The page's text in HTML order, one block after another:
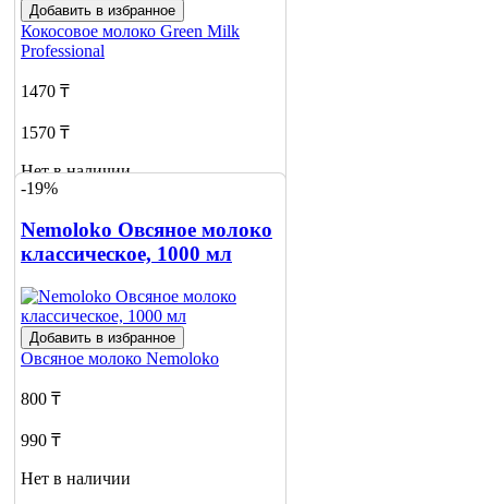
Добавить в избранное
Кокосовое молоко Green Milk
Professional
1470 ₸
1570 ₸
Нет в наличии
о наличии
2
-19%
Nemoloko Овсяное молоко
классическое, 1000 мл
Добавить в избранное
Овсяное молоко Nemoloko
800 ₸
990 ₸
Нет в наличии